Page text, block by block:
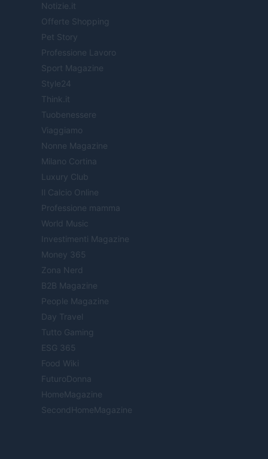
Notizie.it
Offerte Shopping
Pet Story
Professione Lavoro
Sport Magazine
Style24
Think.it
Tuobenessere
Viaggiamo
Nonne Magazine
Milano Cortina
Luxury Club
Il Calcio Online
Professione mamma
World Music
Investimenti Magazine
Money 365
Zona Nerd
B2B Magazine
People Magazine
Day Travel
Tutto Gaming
ESG 365
Food Wiki
FuturoDonna
HomeMagazine
SecondHomeMagazine